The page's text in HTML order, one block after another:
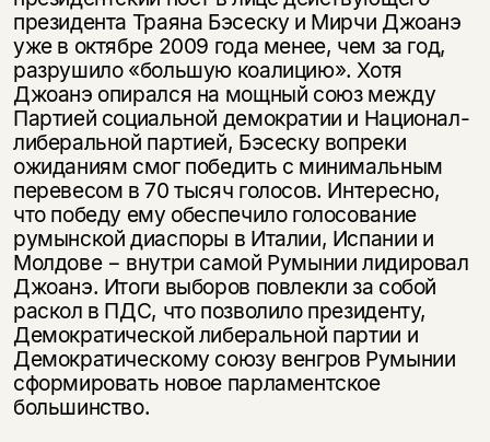
президента Траяна Бэсеску и Мирчи Джоанэ
уже в октябре 2009 года менее, чем за год,
разрушило «большую коалицию». Хотя
Джоанэ опирался на мощный союз между
Партией социальной демократии и Национал-
либеральной партией, Бэсеску вопреки
ожиданиям смог победить с минимальным
перевесом в 70 тысяч голосов. Интересно,
что победу ему обеспечило голосование
румынской диаспоры в Италии, Испании и
Молдове − внутри самой Румынии лидировал
Джоанэ. Итоги выборов повлекли за собой
раскол в ПДС, что позволило президенту,
Демократической либеральной партии и
Демократическому союзу венгров Румынии
сформировать новое парламентское
большинство.